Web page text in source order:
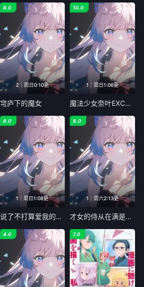
2｜周日0:10更
8.0
穹庐下的魔女
1｜周日1:06更
10.0
魔法少女奈叶EXCEEDSGunBlazeVengeance
1｜周日1:08更
8.0
说了不打算爱我的公爵继承人不知为何对我宠爱有加
1｜周六2:13更
8.0
才女的侍从在满是高岭之花的贵族学校暗中照顾毫无生活自理能力的学院第一大小姐
4.0 7.0